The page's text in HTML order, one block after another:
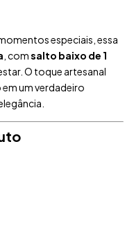
especiais, essa
, comsalto baixo de 1
O toque artesanal
um verdadeiro